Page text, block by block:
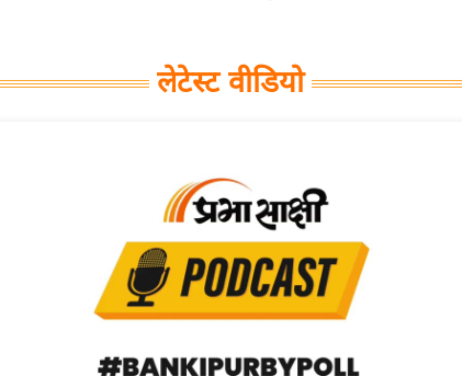
लेटेस्ट वीडियो